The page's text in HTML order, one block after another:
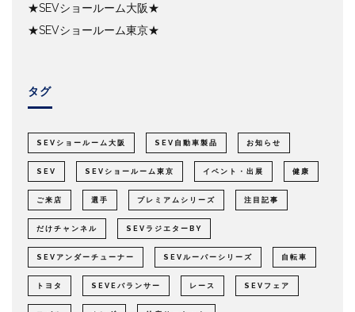
★SEVショールーム大阪★
★SEVショールーム東京★
タグ
SEVショールーム大阪 SEV自動車製品 お知らせ
SEV SEVショールーム東京 イベント・出展 健康
ご来店 選手 プレミアムシリーズ 注目記事
だけチャンネル SEVラジエターBY
SEVアンダーチューナー SEVルーパーシリーズ 自転車
トヨタ SEVEバランサー レース SEVフェア